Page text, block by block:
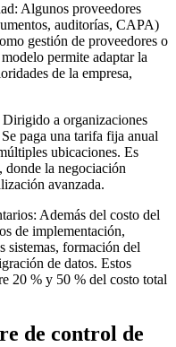
Algunos proveedores
auditorías, CAPA)
gestión de proveedores o
permite adaptar la
de la empresa,
a organizaciones
paga una tarifa fija anual
ubicaciones. Es
donde la negociación
avanzada.
Además del costo del
de implementación,
sistemas, formación del
de datos. Estos
20 % y 50 % del costo total
de control de